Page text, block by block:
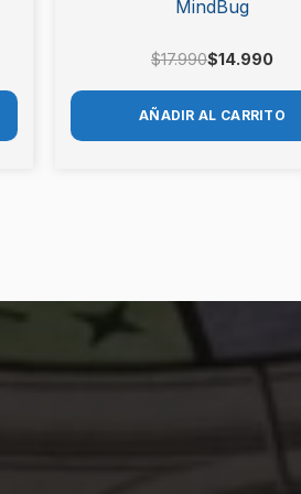
MindBug
$17.990$14.990
AÑADIR AL CARRITO